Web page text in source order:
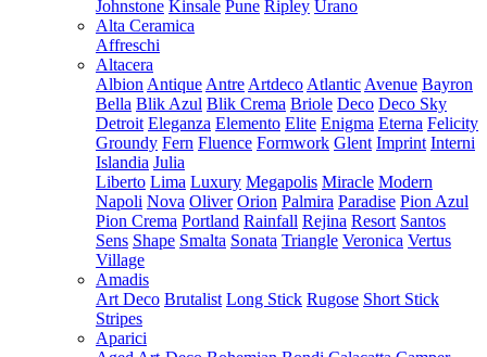
Johnstone Kinsale Pune Ripley Urano
Alta Ceramica
Affreschi
Altacera
Albion Antique Antre Artdeco Atlantic Avenue Bayron
Bella Blik Azul Blik Crema Briole Deco Deco Sky
Detroit Eleganza Elemento Elite Enigma Eterna Felicity
Groundy Fern Fluence Formwork Glent Imprint Interni
Islandia Julia
Liberto Lima Luxury Megapolis Miracle Modern
Napoli Nova Oliver Orion Palmira Paradise Pion Azul
Pion Crema Portland Rainfall Rejina Resort Santos
Sens Shape Smalta Sonata Triangle Veronica Vertus
Village
Amadis
Art Deco Brutalist Long Stick Rugose Short Stick
Stripes
Aparici